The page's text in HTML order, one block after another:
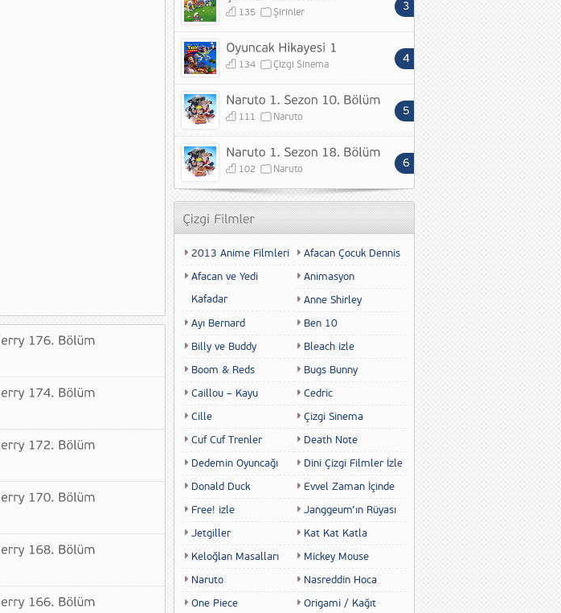
135 Şirinler
134 Çizgi Sinema
111 Naruto
102 Naruto
2013 Anime Filmleri
Afacan Çocuk Dennis
Afacan ve Yedi
Kafadar
Animasyon
Anne Shirley
Ayı Bernard
Ben 10
Billy ve Buddy
Bleach izle
Boom & Reds
Bugs Bunny
Caillou – Kayu
Cedric
Cille
Çizgi Sinema
Cuf Cuf Trenler
Death Note
Dedemin Oyuncağı
Dini Çizgi Filmler İzle
Donald Duck
Evvel Zaman İçinde
Free! izle
Janggeum’ın Rüyası
Jetgiller
Kat Kat Katla
Keloğlan Masalları
Mickey Mouse
Naruto
Nasreddin Hoca
One Piece
Origami / Kağıt